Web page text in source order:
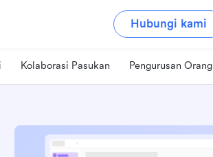
Hubungi kami
Kolaborasi Pasukan Pengurusan Orang